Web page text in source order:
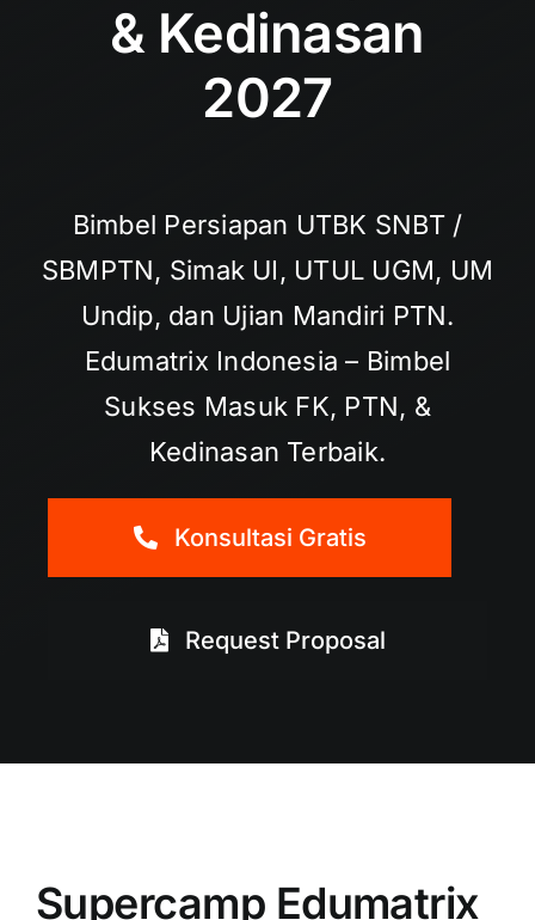
& Kedinasan
2027
Bimbel Persiapan UTBK SNBT /
SBMPTN, Simak UI, UTUL UGM, UM
Undip, dan Ujian Mandiri PTN.
Edumatrix Indonesia – Bimbel
Sukses Masuk FK, PTN, &
Kedinasan Terbaik.
Konsultasi Gratis
Request Proposal
Supercamp Edumatrix